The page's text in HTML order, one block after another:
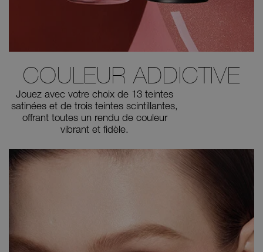
COULEUR ADDICTIVE
Jouez avec votre choix de 13 teintes
satinées et de trois teintes scintillantes,
offrant toutes un rendu de couleur
vibrant et fidèle.